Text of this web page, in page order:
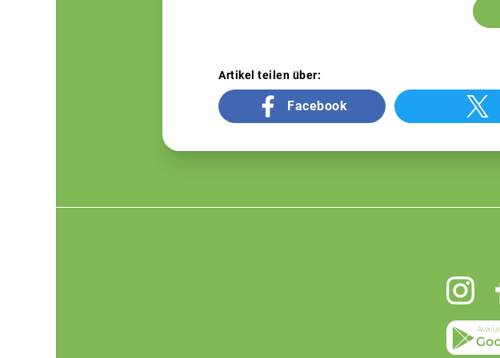
Artikel teilen über:
Facebook